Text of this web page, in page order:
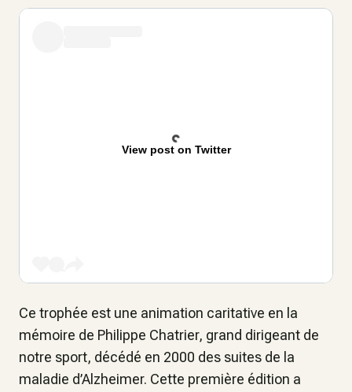
View post on Twitter
Ce trophée est une animation caritative en la
mémoire de Philippe Chatrier, grand dirigeant de
notre sport, décédé en 2000 des suites de la
maladie d’Alzheimer. Cette première édition a